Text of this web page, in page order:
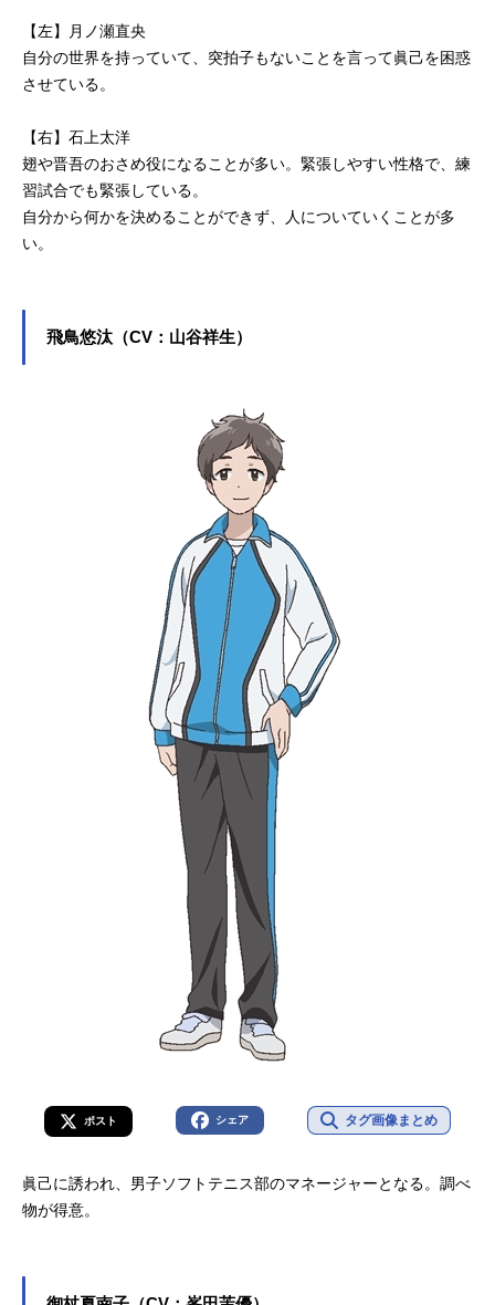
【左】月ノ瀬直央
自分の世界を持っていて、突拍子もないことを言って眞己を困惑
させている。
【右】石上太洋
翅や晋吾のおさめ役になることが多い。緊張しやすい性格で、練
習試合でも緊張している。
自分から何かを決めることができず、人についていくことが多
い。
飛鳥悠汰（CV：山谷祥生）
ポスト シェア タグ画像まとめ
眞己に誘われ、男子ソフトテニス部のマネージャーとなる。調べ
物が得意。